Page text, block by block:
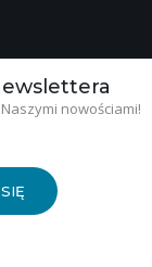
nowościami!